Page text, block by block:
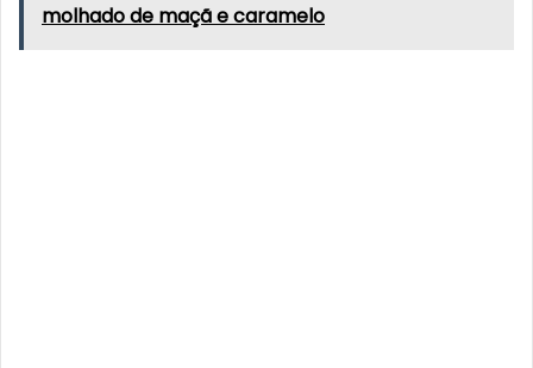
molhado de maçã e caramelo